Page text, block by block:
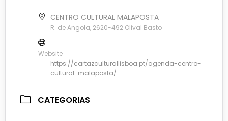
CENTRO CULTURAL MALAPOSTA
R. de Angola, 2620-492 Olival Basto
Website
https://cartazculturallisboa.pt/agenda-centro-
cultural-malaposta/
CATEGORIAS